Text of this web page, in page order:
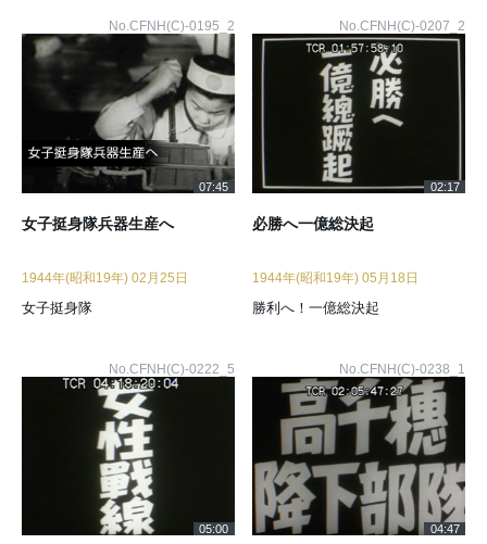
No.CFNH(C)-0195_2
07:45
女子挺身隊兵器生産へ
1944年(昭和19年) 02月25日
女子挺身隊
No.CFNH(C)-0207_2
02:17
必勝へ一億総決起
1944年(昭和19年) 05月18日
勝利へ！一億総決起
No.CFNH(C)-0222_5
05:00
No.CFNH(C)-0238_1
04:47